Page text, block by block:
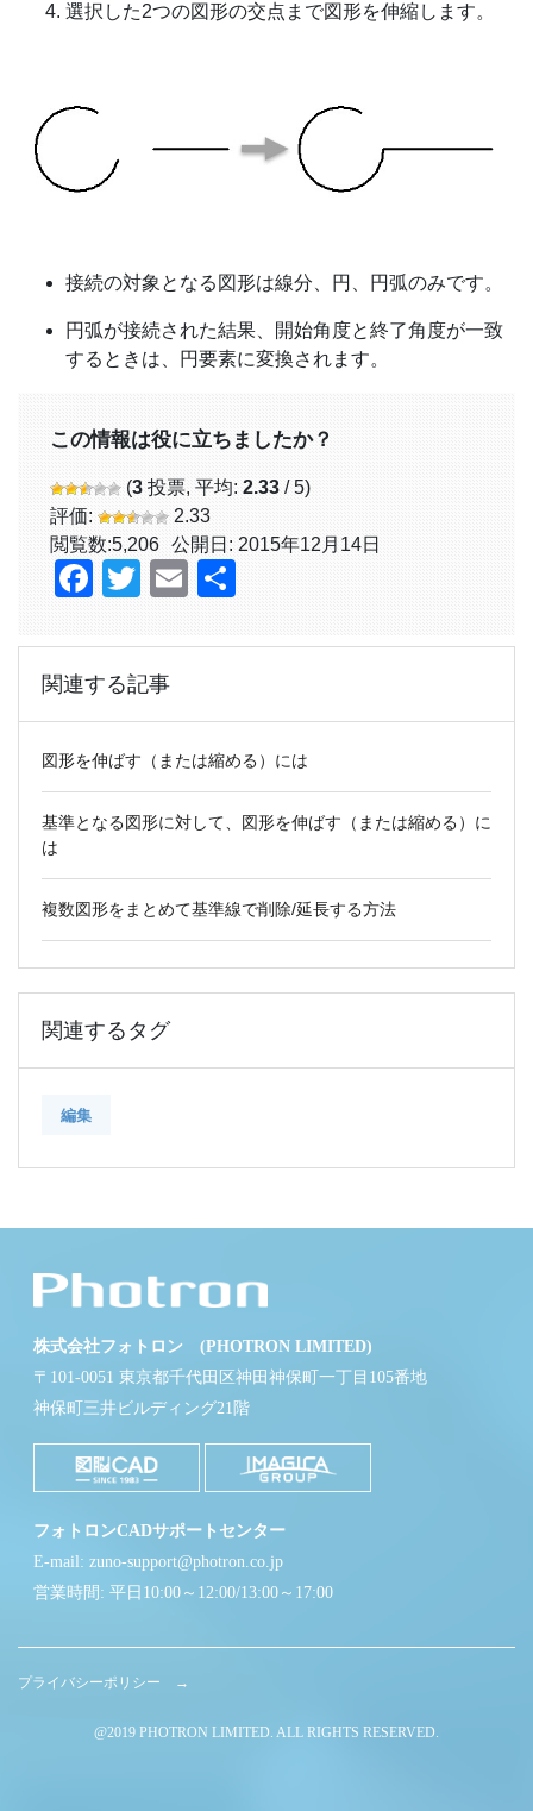
選択した2つの図形の交点まで図形を伸縮します。
接続の対象となる図形は線分、円、円弧のみです。
円弧が接続された結果、開始角度と終了角度が一致
するときは、円要素に変換されます。
この情報は役に立ちましたか？
(3 投票, 平均: 2.33 / 5)
評価:
2.33
閲覧数:5,206 公開日: 2015年12月14日
Facebook
TwitterEmail
関連する記事
図形を伸ばす（または縮める）には
基準となる図形に対して、図形を伸ばす（または縮める）に
は
複数図形をまとめて基準線で削除/延長する方法
関連するタグ
編集
株式会社フォトロン (PHOTRON LIMITED)
〒101-0051 東京都千代田区神田神保町一丁目105番地
神保町三井ビルディング21階
フォトロンCADサポートセンター
E-mail: zuno-support@photron.co.jp
営業時間: 平日10:00～12:00/13:00～17:00
プライバシーポリシー →
@2019 PHOTRON LIMITED. ALL RIGHTS RESERVED.